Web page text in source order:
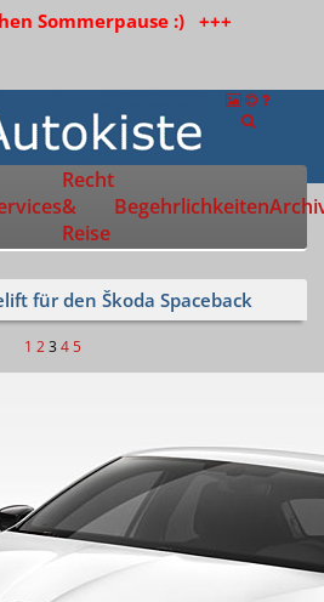
Sommerpause :) +++
Zur Startseite
Recht
&
Reise
Begehrlichkeiten
für den Škoda Spaceback
1 2 3 4 5